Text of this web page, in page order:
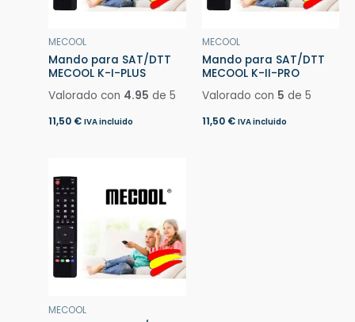
MECOOL
Mando para SAT/DTT
MECOOL K-I-PLUS
Valorado con 4.95 de 5
11,50 € IVA incluido
MECOOL
Mando para SAT/DTT
MECOOL K-II-PRO
Valorado con 5 de 5
11,50 € IVA incluido
MECOOL